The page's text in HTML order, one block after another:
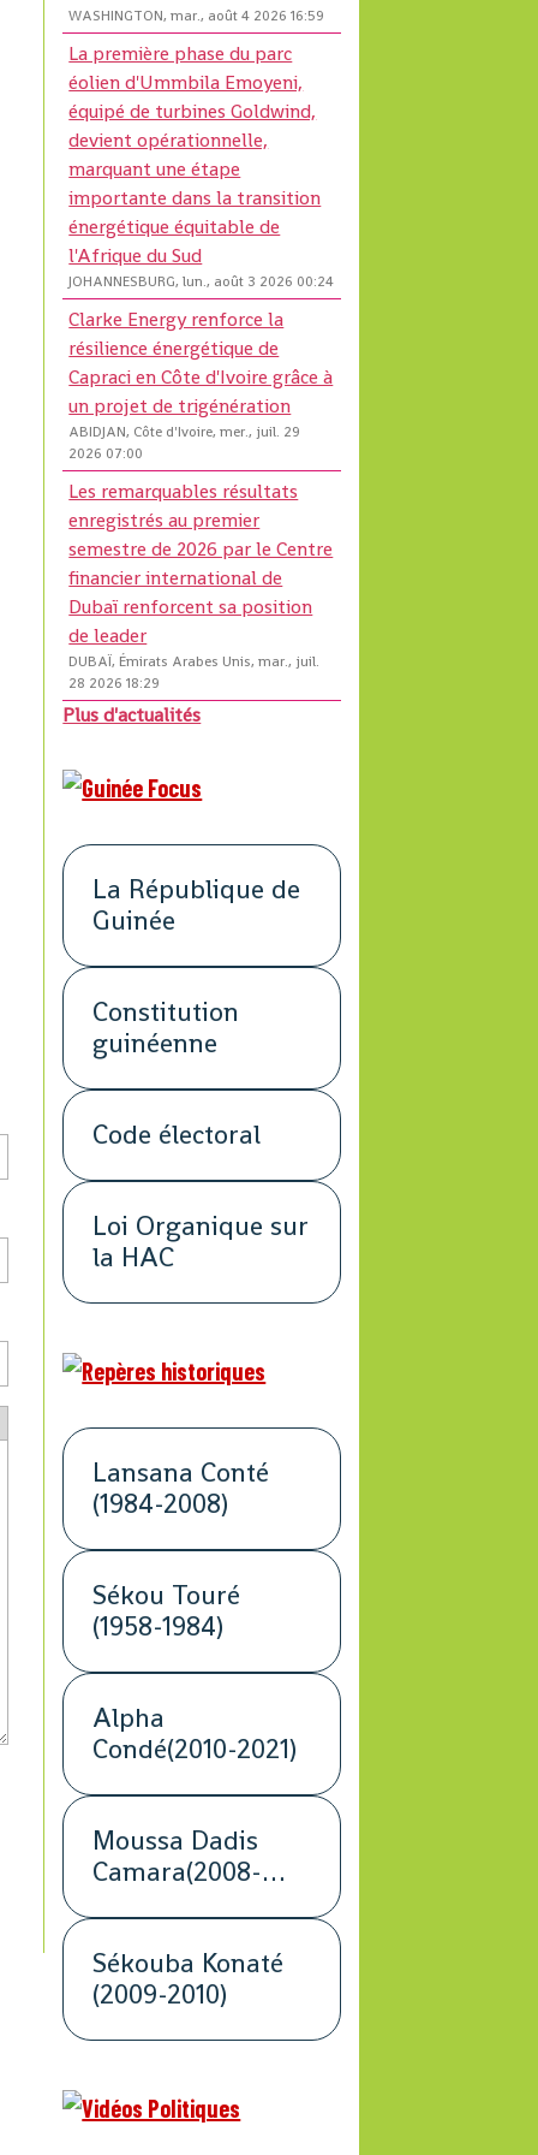
WASHINGTON, mar., août 4 2026 16:59
La première phase du parc
éolien d'Ummbila Emoyeni,
équipé de turbines Goldwind,
devient opérationnelle,
marquant une étape
importante dans la transition
énergétique équitable de
l'Afrique du Sud
JOHANNESBURG, lun., août 3 2026 00:24
Clarke Energy renforce la
résilience énergétique de
Capraci en Côte d'Ivoire grâce à
un projet de trigénération
ABIDJAN, Côte d'Ivoire, mer., juil. 29
2026 07:00
Les remarquables résultats
enregistrés au premier
semestre de 2026 par le Centre
financier international de
Dubaï renforcent sa position
de leader
DUBAÏ, Émirats Arabes Unis, mar., juil.
28 2026 18:29
Plus d'actualités
La République de
Guinée
Constitution
guinéenne
Code électoral
Loi Organique sur
la HAC
Lansana Conté
(1984-2008)
Sékou Touré
(1958-1984)
Alpha
Condé(2010-2021)
Moussa Dadis
Camara(2008-
Sékouba Konaté
(2009-2010)